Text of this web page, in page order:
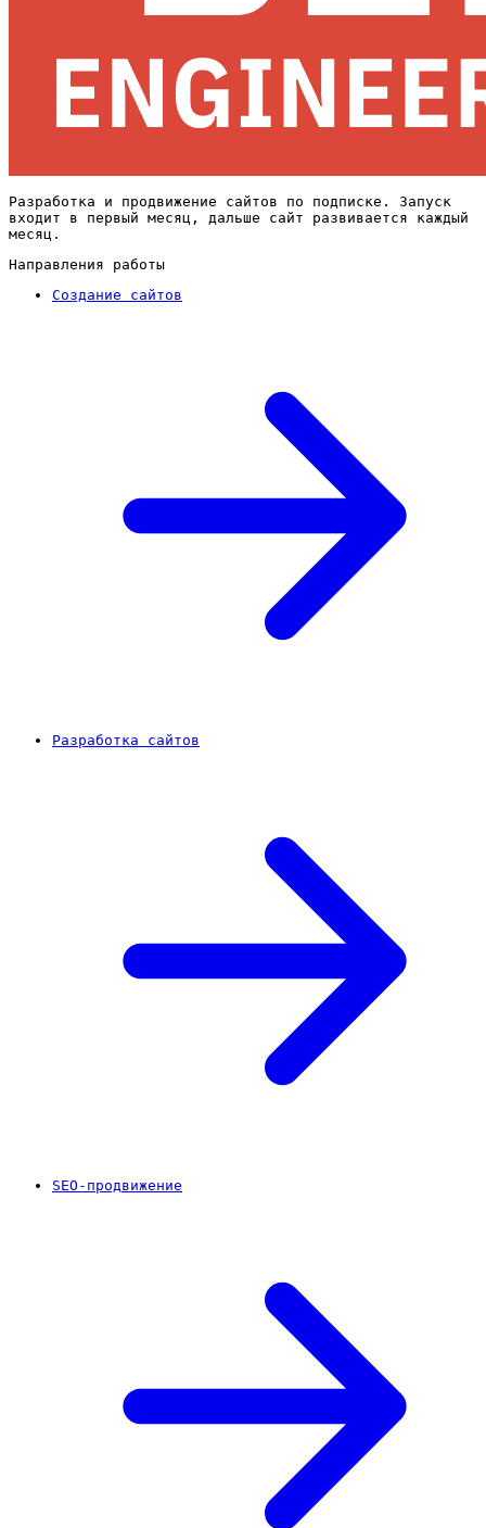
Разработка и продвижение сайтов по подписке. Запуск
входит в первый месяц, дальше сайт развивается каждый
месяц.
Направления работы
Создание сайтов
Разработка сайтов
SEO-продвижение